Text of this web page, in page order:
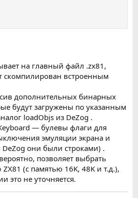
на главный файл .zx81,
скомпилирован встроенным
дополнительных бинарных
будут загружены по указанным
loadObjs из DeZog .
— булевы флаги для
эмуляции экрана и
DeZog они были строками) .
позволяет выбрать
(с памятью 16K, 48K и т.д.),
это не уточняется.